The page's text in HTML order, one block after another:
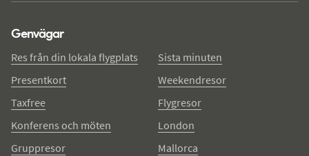
Genvägar
Res från din lokala flygplats
Presentkort
Taxfree
Konferens och möten
Gruppresor
Sista minuten
Weekendresor
Flygresor
London
Mallorca